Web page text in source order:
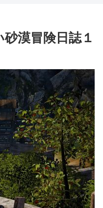
漠冒険日誌１